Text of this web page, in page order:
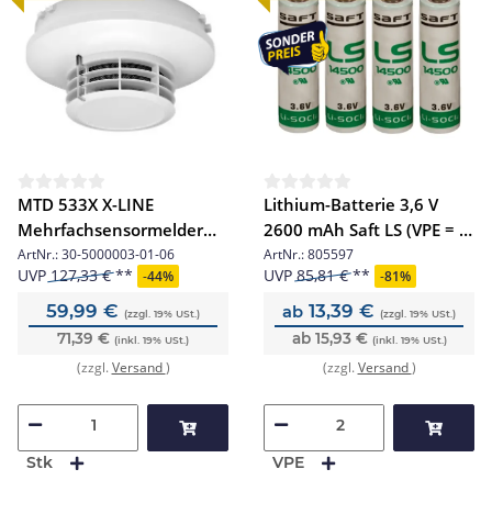
MTD 533X X-LINE
Mehrfachsensormelder
R/W
ArtNr.:30-5000003-01-06
UVP 127,33 € -44%
59,99 € (zzgl. 19% USt.)
71,39 € (inkl. 19% USt.)
(zzgl.Versand)
Stk
Lithium-Batterie 3,6 V
2600 mAh Saft LS (VPE = 4
Stück)
ArtNr.:805597
UVP85,81 € -81%
ab 13,39 € (zzgl. 19% USt.)
ab 15,93 € (inkl. 19% USt.)
(zzgl.Versand)
VPE